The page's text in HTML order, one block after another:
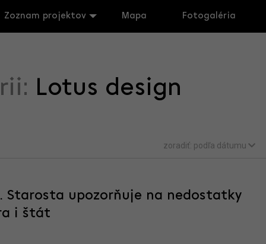
Zoznam projektov Mapa Fotogaléria
Lotus design
zoradiť: podľa dátumu
Starosta upozorňuje na nedostatky
i štát